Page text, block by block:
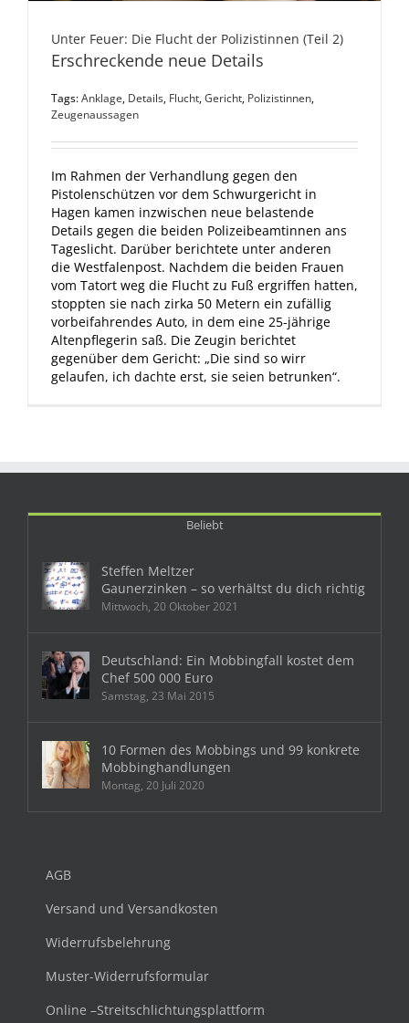
Unter Feuer: Die Flucht der Polizistinnen (Teil 2)
Erschreckende neue Details
Tags:Anklage, Details, Flucht,Gericht, Polizistinnen,
Zeugenaussagen
Im Rahmen der Verhandlung gegen den
Pistolenschützen vor dem Schwurgericht in
Hagen kamen inzwischen neue belastende
Details gegen die beiden Polizeibeamtinnen ans
Tageslicht. Darüber berichtete unter anderen
die Westfalenpost. Nachdem die beiden Frauen
vom Tatort weg die Flucht zu Fuß ergriffen hatten,
stoppten sie nach zirka 50 Metern ein zufällig
vorbeifahrendes Auto, in dem eine 25-jährige
Altenpflegerin saß. Die Zeugin berichtet
gegenüber dem Gericht: „Die sind so wirr
gelaufen, ich dachte erst, sie seien betrunken“.
Beliebt
Steffen Meltzer
Gaunerzinken – so verhältst du dich richtig
Mittwoch, 20 Oktober 2021
Deutschland: Ein Mobbingfall kostet dem
Chef 500 000 Euro
Samstag, 23 Mai 2015
10 Formen des Mobbings und 99 konkrete
Mobbinghandlungen
Montag, 20 Juli 2020
AGB
Versand und Versandkosten
Widerrufsbelehrung
Muster-Widerrufsformular
Online –Streitschlichtungsplattform